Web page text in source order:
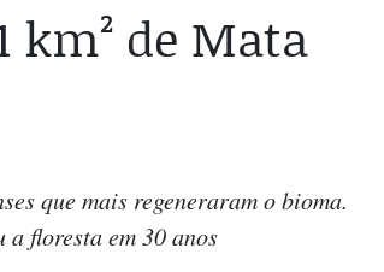
km² de Mata
que mais regeneraram o bioma.
floresta em 30 anos